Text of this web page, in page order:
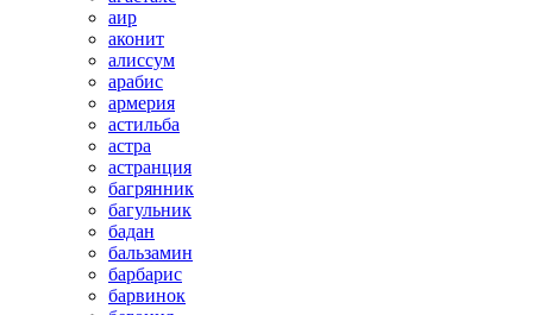
аир
аконит
алиссум
арабис
армерия
астильба
астра
астранция
багрянник
багульник
бадан
бальзамин
барбарис
барвинок